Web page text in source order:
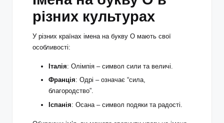
різних культурах
У різних країнах імена на букву О мають свої
особливості:
Італія: Олімпія – символ сили та величі.
Франція: Одрі – означає “сила,
благородство”.
Іспанія: Осана – символ подяки та радості.